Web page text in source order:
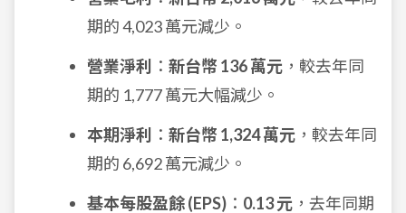
期的 4,023 萬元減少。
營業淨利
： 新台幣 136 萬元 ，較去年同
期的 1,777 萬元大幅減少。
本期淨利
： 新台幣 1,324 萬元 ，較去年同
期的 6,692 萬元減少。
基本每股盈餘 (EPS) ： 0.13 元 ，去年同期